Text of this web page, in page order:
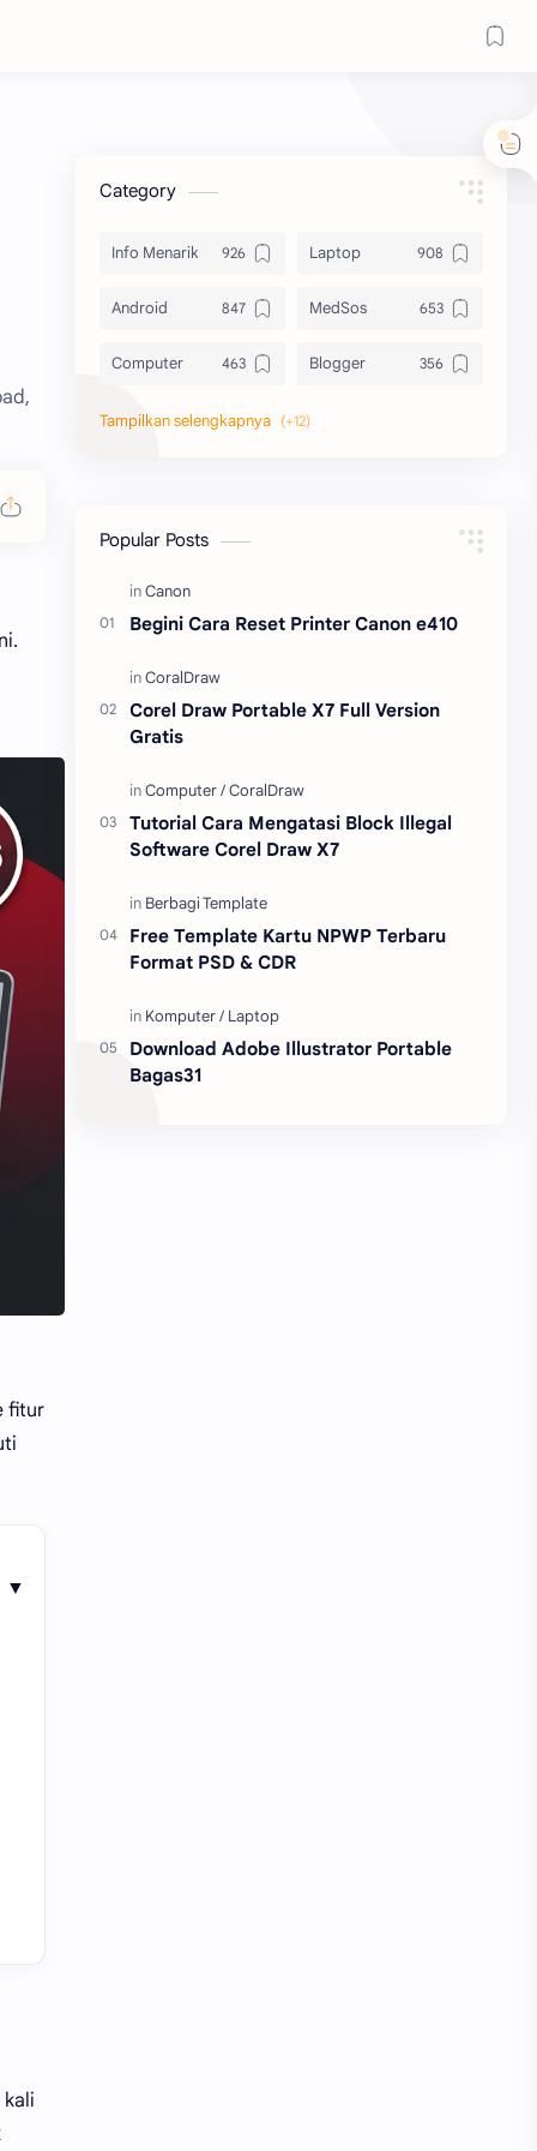
fitur
▼
Category
Info Menarik Laptop
Android MedSos
Computer Blogger
Komputer Info Software
Canon
CoralDraw
Popular Posts
Begini Cara Reset Printer Canon e410
Corel Draw Portable X7 Full Version
Gratis
Tutorial Cara Mengatasi Block Illegal
Software Corel Draw X7
Free Template Kartu NPWP Terbaru
Format PSD & CDR
Download Adobe Illustrator Portable
Bagas31